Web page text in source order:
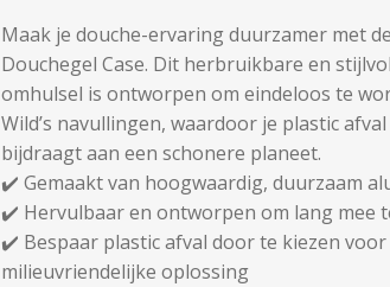
Maak je douche-ervaring duurzamer met
Douchegel Case. Dit herbruikbare en
omhulsel is ontworpen om eindeloos te
Wild’s navullingen, waardoor je plastic
bijdraagt aan een schonere planeet.
✔️ Gemaakt van hoogwaardig, duurzaam
✔️ Hervulbaar en ontworpen om lang mee
✔️ Bespaar plastic afval door te kiezen voor
milieuvriendelijke oplossing